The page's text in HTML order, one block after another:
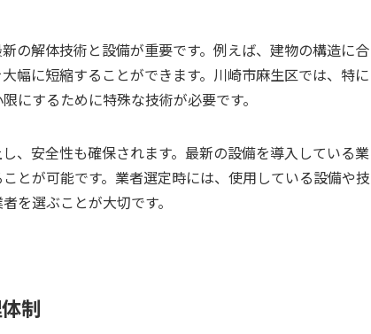
の解体技術と設備が重要です。例えば、建物の構造に合
幅に短縮することができます。川崎市麻生区では、特に
にするために特殊な技術が必要です。
、安全性も確保されます。最新の設備を導入している業
とが可能です。業者選定時には、使用している設備や技
を選ぶことが大切です。
制